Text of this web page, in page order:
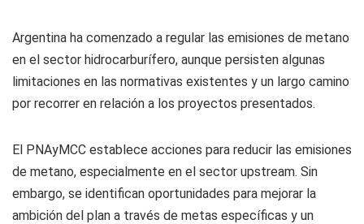
Argentina ha comenzado a regular las emisiones de metano
en el sector hidrocarburífero, aunque persisten algunas
limitaciones en las normativas existentes y un largo camino
por recorrer en relación a los proyectos presentados.
El PNAyMCC establece acciones para reducir las emisiones
de metano, especialmente en el sector upstream. Sin
embargo, se identifican oportunidades para mejorar la
ambición del plan a través de metas específicas y un